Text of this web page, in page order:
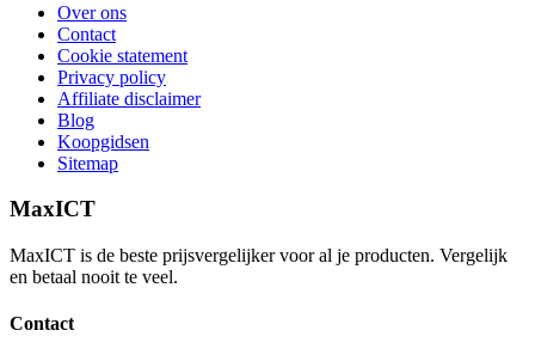
Over ons
Contact
Cookie statement
Privacy policy
Affiliate disclaimer
Blog
Koopgidsen
Sitemap
MaxICT
MaxICT is de beste prijsvergelijker voor al je producten. Vergelijk
en betaal nooit te veel.
Contact